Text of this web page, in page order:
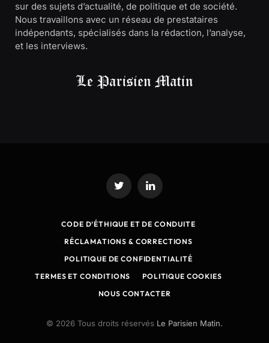
sur des sujets d’actualité, de politique et de société.
Nous travaillons avec un réseau de prestataires
indépendants, spécialisés dans la rédaction, l’analyse,
et les interviews.
Twitter LinkedIn
CODE D’ÉTHIQUE ET DE CONDUITE
RÉCLAMATIONS & CORRECTIONS
POLITIQUE DE CONFIDENTIALITÉ
TERMES ET CONDITIONS
POLITIQUE COOKIES
NOUS CONTACTER
© 2026 Tous droits réservés Le Parisien Matin.